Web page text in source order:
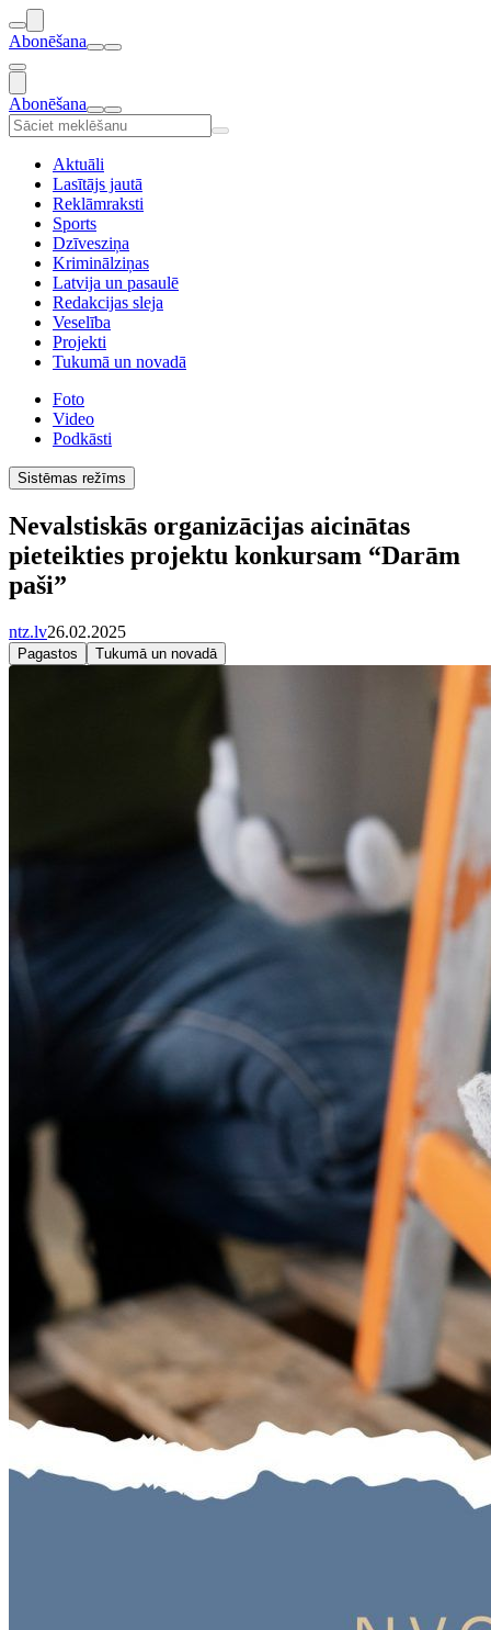
Abonēšana
Abonēšana
Aktuāli
Lasītājs jautā
Reklāmraksti
Sports
Dzīvesziņa
Kriminālziņas
Latvija un pasaulē
Redakcijas sleja
Veselība
Projekti
Tukumā un novadā
Foto
Video
Podkāsti
Sistēmas režīms
Nevalstiskās organizācijas aicinātas
pieteikties projektu konkursam “Darām
paši”
ntz.lv26.02.2025
Pagastos Tukumā un novadā